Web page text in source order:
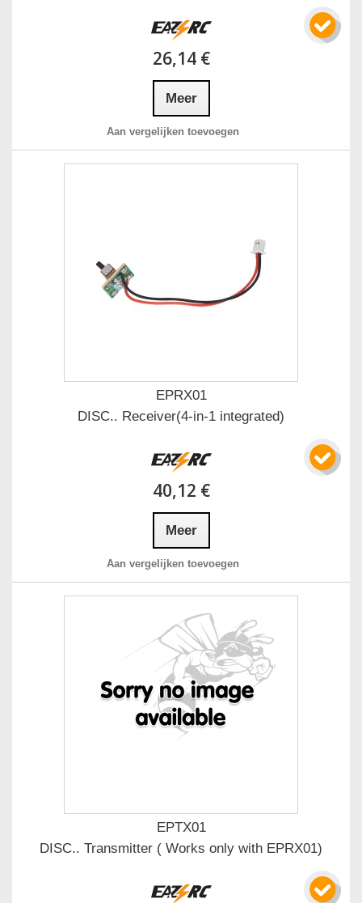
26,14 €
Meer
Aan vergelijken toevoegen
EPRX01
DISC.. Receiver(4-in-1 integrated)
40,12 €
Meer
Aan vergelijken toevoegen
EPTX01
DISC.. Transmitter ( Works only with EPRX01)